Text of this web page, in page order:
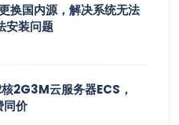
换国内源，解决系统无法
安装问题
2G3M云服务器ECS，
价